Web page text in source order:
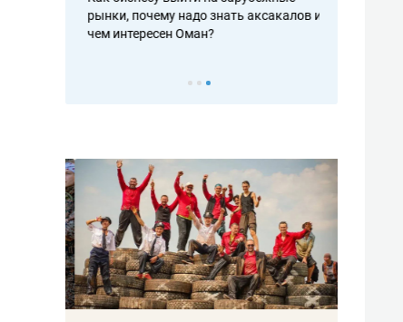
рынки, почему надо знать аксакалов и
чем интересен Оман?